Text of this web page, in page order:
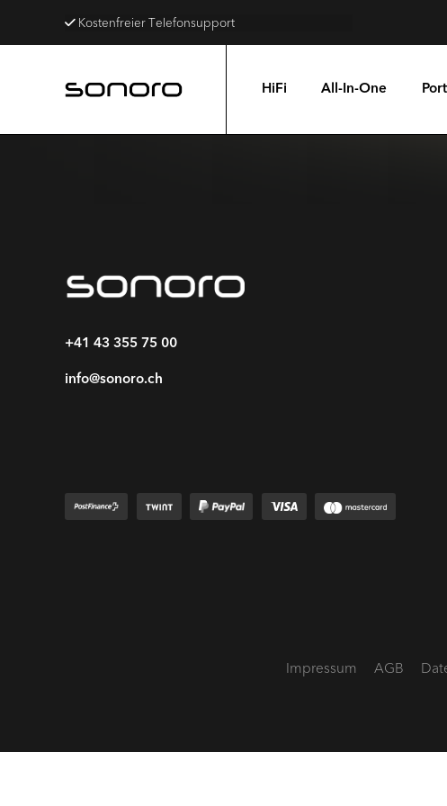
Kostenfreier Telefonsupport
HiFi All-In-One
+41 43 355 75 00
info@sonoro.ch
Impressum AGB